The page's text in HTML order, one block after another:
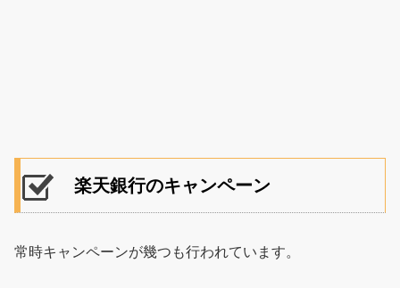
楽天銀行のキャンペーン
常時キャンペーンが幾つも行われています。